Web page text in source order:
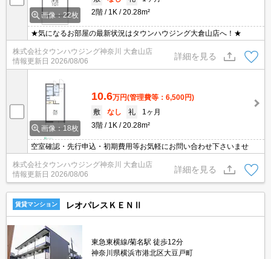
画像：22枚
2階
1K 20.28m²
★気になるお部屋の最新状況はタウンハウジング大倉山店へ！★
株式会社タウンハウジング神奈川 大倉山店
情報更新日 2026/08/06
詳細を見る
画像：18枚
10.6万円(管理費等：6,500円)
敷
なし 礼
1ヶ月
3階
1K 20.28m²
空室確認・先行申込・初期費用等お気軽にお問い合わせ下さいませ
株式会社タウンハウジング神奈川 大倉山店
情報更新日 2026/08/06
詳細を見る
賃貸マンション レオパレスＫＥＮⅡ
東急東横線/菊名駅 徒歩12分
神奈川県横浜市港北区大豆戸町